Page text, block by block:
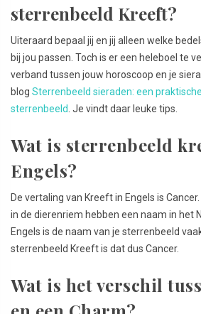
sterrenbeeld Kreeft?
Uiteraard bepaal jij en jij alleen welke
bij jou passen. Toch is er een heleboel te
verband tussen jouw horoscoop en je
blog Sterrenbeeld sieraden: een
sterrenbeeld . Je vindt daar leuke tips.
Wat is sterrenbeeld
Engels?
De vertaling van Kreeft in Engels is
in de dierenriem hebben een naam in het
Engels is de naam van je sterrenbeeld
sterrenbeeld Kreeft is dat dus Cancer.
Wat is het verschil